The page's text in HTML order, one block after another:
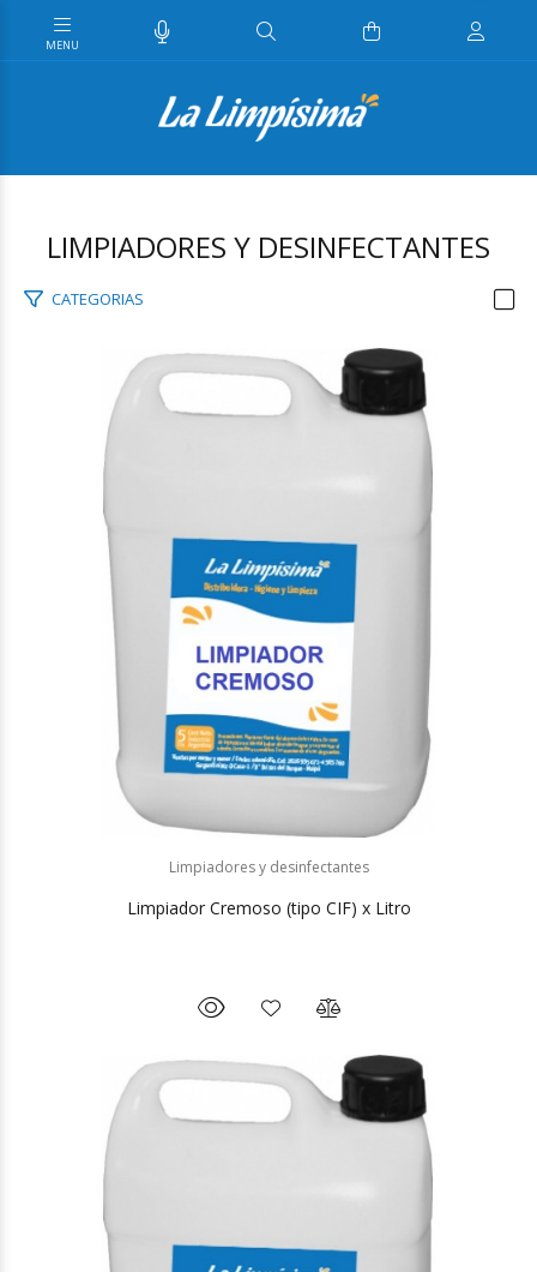
LIMPIADORES Y DESINFECTANTES
CATEGORIAS
Limpiadores y desinfectantes
Limpiador Cremoso (tipo CIF) x Litro